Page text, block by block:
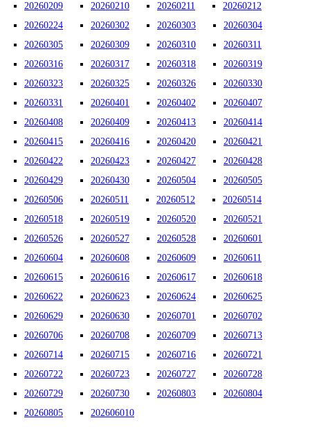
20260209
20260210 20260211
20260212
20260224
20260302 20260303
20260304
20260305
20260309 20260310
20260311
20260316
20260317 20260318
20260319
20260323
20260325 20260326
20260330
20260331
20260401 20260402
20260407
20260408
20260409 20260413
20260414
20260415
20260416 20260420
20260421
20260422
20260423 20260427
20260428
20260429
20260430 20260504
20260505
20260506
20260511 20260512
20260514
20260518
20260519 20260520
20260521
20260526
20260527 20260528
20260601
20260604
20260608 20260609
20260611
20260615
20260616 20260617
20260618
20260622
20260623 20260624
20260625
20260629
20260630 20260701
20260702
20260706
20260708 20260709
20260713
20260714
20260715 20260716
20260721
20260722
20260723 20260727
20260728
20260729
20260730 20260803
20260804
20260805
202606010